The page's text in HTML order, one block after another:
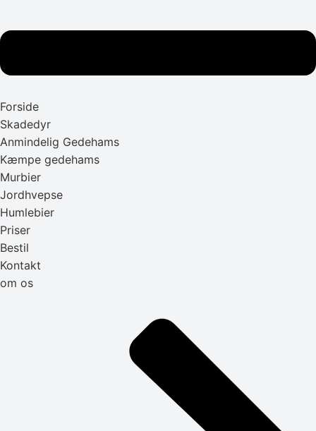
Forside
Skadedyr
Anmindelig Gedehams
Kæmpe gedehams
Murbier
Jordhvepse
Humlebier
Priser
Bestil
Kontakt
om os